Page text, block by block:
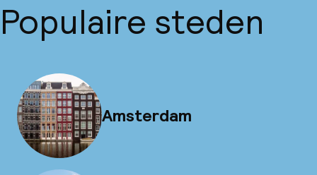
Populaire steden
Amsterdam